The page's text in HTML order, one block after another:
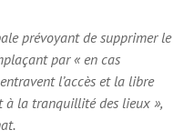
prévoyant de supprimer le
par « en cas
l’accès et la libre
à la tranquillité des lieux »,